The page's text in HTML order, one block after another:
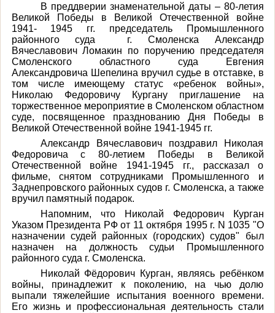
В преддверии знаменательной даты – 80-летия
Великой Победы в Великой Отечественной войне
1941- 1945 гг. председатель Промышленного
районного суда г. Смоленска Александр
Вячеславович Ломакин по поручению председателя
Смоленского областного суда Евгения
Александровича Шепелина вручил судье в отставке, в
том числе имеющему статус «ребенок войны»,
Николаю Федоровичу Кургану приглашение на
торжественное мероприятие в Смоленском областном
суде, посвященное празднованию Дня Победы в
Великой Отечественной войне 1941-1945 гг.
Александр Вячеславович поздравил Николая
Федоровича с 80-летием Победы в Великой
Отечественной войне 1941-1945 гг., рассказал о
фильме, снятом сотрудниками Промышленного и
Заднепровского районных судов г. Смоленска, а также
вручил памятный подарок.
Напомним, что Николай Федорович Курган
Указом Президента РФ от 11 октября 1995 г. N 1035 "О
назначении судей районных (городских) судов" был
назначен на должность судьи Промышленного
районного суда г. Смоленска.
Николай Фёдорович Курган, являясь ребёнком
войны, принадлежит к поколению, на чью долю
выпали тяжелейшие испытания военного времени.
Его жизнь и профессиональная деятельность стали